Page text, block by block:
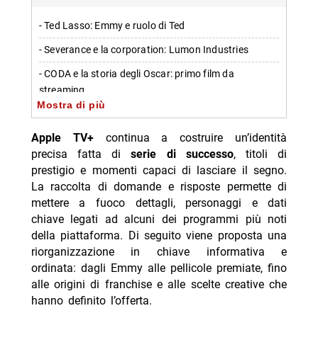
- Ted Lasso: Emmy e ruolo di Ted
- Severance e la corporation: Lumon Industries
- CODA e la storia degli Oscar: primo film da
streaming
- Slow Horses: Jackson Lamb interpretato da Gary
Oldman
- The Morning Show: co-lead e produttori Jennifer
Aniston e Reese Witherspoon
- For All Mankind: la divergenza storica con i sovietici
- Apple TV+ al debutto: data di lancio e numero
iniziale di originali
- Silo e la saga: Hugh Howey autore della storia Wool
-- Scopri di più da Jump the shark
Mostra di più
Apple TV+continua a costruire un’identità
precisa fatta diserie di successo, titoli di
prestigio e momenti capaci di lasciare il segno.
La raccolta di domande e risposte permette di
mettere a fuoco dettagli, personaggi e dati
chiave legati ad alcuni dei programmi più noti
della piattaforma. Di seguito viene proposta una
riorganizzazione in chiave informativa e
ordinata: dagli Emmy alle pellicole premiate, fino
alle origini di franchise e alle scelte creative che
hanno definito l’offerta.